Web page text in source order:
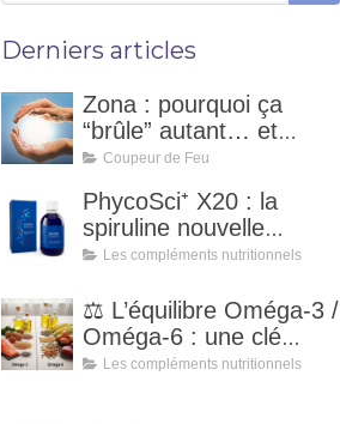
Derniers articles
Zona : pourquoi ça
“brûle” autant… et
comment un coupeur
accompagner ?
Coupeur de Feu
PhycoSci⁺ X20 : la
spiruline nouvelle
génération pour votre
Les compléments nutritionnels
⚖️ L’équilibre Oméga-3 /
Oméga-6 : une clé
essentielle pour notre
Les compléments nutritionnels